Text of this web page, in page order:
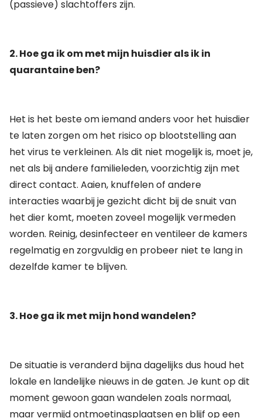
(passieve) slachtoffers zijn.
2. Hoe ga ik om met mijn huisdier als ik in
quarantaine ben?
Het is het beste om iemand anders voor het huisdier
te laten zorgen om het risico op blootstelling aan
het virus te verkleinen. Als dit niet mogelijk is, moet je,
net als bij andere familieleden, voorzichtig zijn met
direct contact. Aaien, knuffelen of andere
interacties waarbij je gezicht dicht bij de snuit van
het dier komt, moeten zoveel mogelijk vermeden
worden. Reinig, desinfecteer en ventileer de kamers
regelmatig en zorgvuldig en probeer niet te lang in
dezelfde kamer te blijven.
3. Hoe ga ik met mijn hond wandelen?
De situatie is veranderd bijna dagelijks dus houd het
lokale en landelijke nieuws in de gaten. Je kunt op dit
moment gewoon gaan wandelen zoals normaal,
maar vermijd ontmoetingsplaatsen en blijf op een